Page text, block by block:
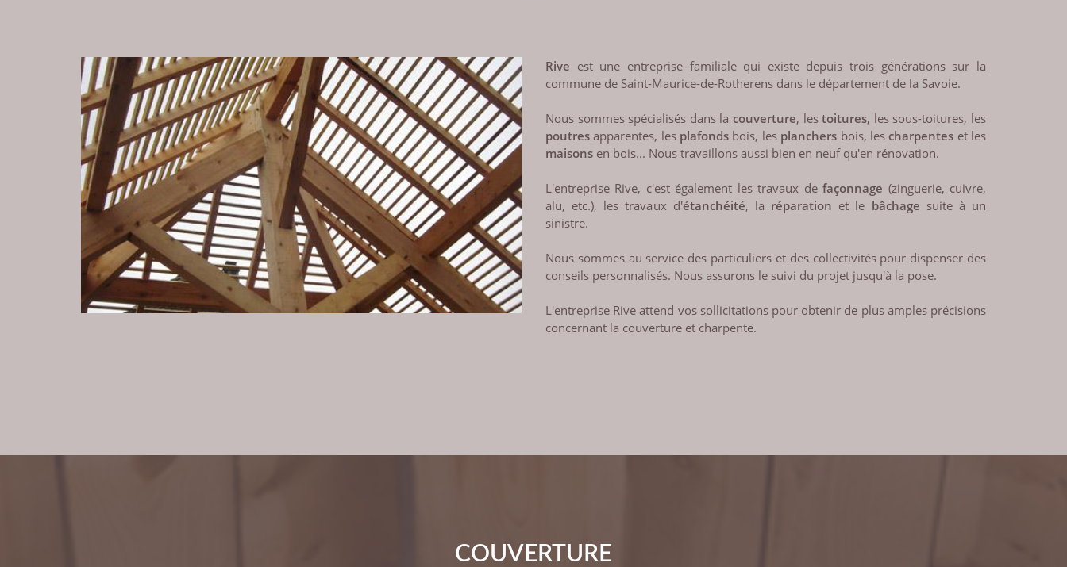
Rive est une entreprise familiale qui existe depuis trois générations sur la
commune de Saint-Maurice-de-Rotherens dans le département de la Savoie.
Nous sommes spécialisés dans la couverture, lestoitures, les sous-toitures, les
poutres apparentes, les plafonds bois, les planchers bois, les charpentes et les
maisons en bois... Nous travaillons aussi bien en neuf qu'en rénovation.
L'entreprise Rive, c'est également les travaux defaçonnage (zinguerie, cuivre,
alu, etc.), les travaux d'étanchéité, la réparation et le bâchage suite à un
sinistre.
Nous sommes au service des particuliers et des collectivités pour dispenser des
conseils personnalisés. Nous assurons le suivi du projet jusqu'à la pose.
L'entreprise Rive attend vos sollicitations pour obtenir de plus amples précisions
concernant la couverture et charpente.
COUVERTURE